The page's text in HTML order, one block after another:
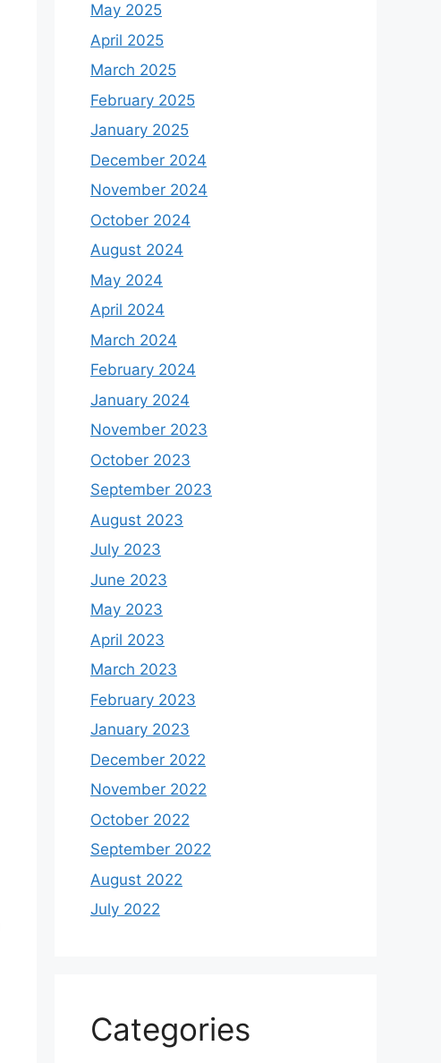
May 2025
April 2025
March 2025
February 2025
January 2025
December 2024
November 2024
October 2024
August 2024
May 2024
April 2024
March 2024
February 2024
January 2024
November 2023
October 2023
September 2023
August 2023
July 2023
June 2023
May 2023
April 2023
March 2023
February 2023
January 2023
December 2022
November 2022
October 2022
September 2022
August 2022
July 2022
Categories